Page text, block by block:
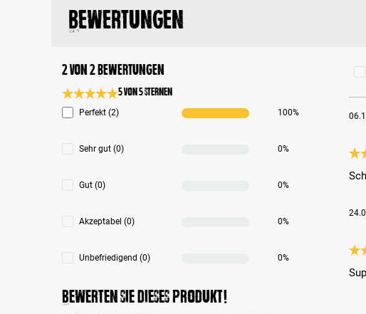
Bewertungen
2 von 2 Bewertungen
Durchschnittliche Bewertung 5 von 5 Sternen
5 von 5 Sternen
Perfekt (2) 100%
Sehr gut (0) 0%
Gut (0) 0%
Akzeptabel (0) 0%
Unbefriedigend (0) 0%
Bewerten Sie dieses Produkt!